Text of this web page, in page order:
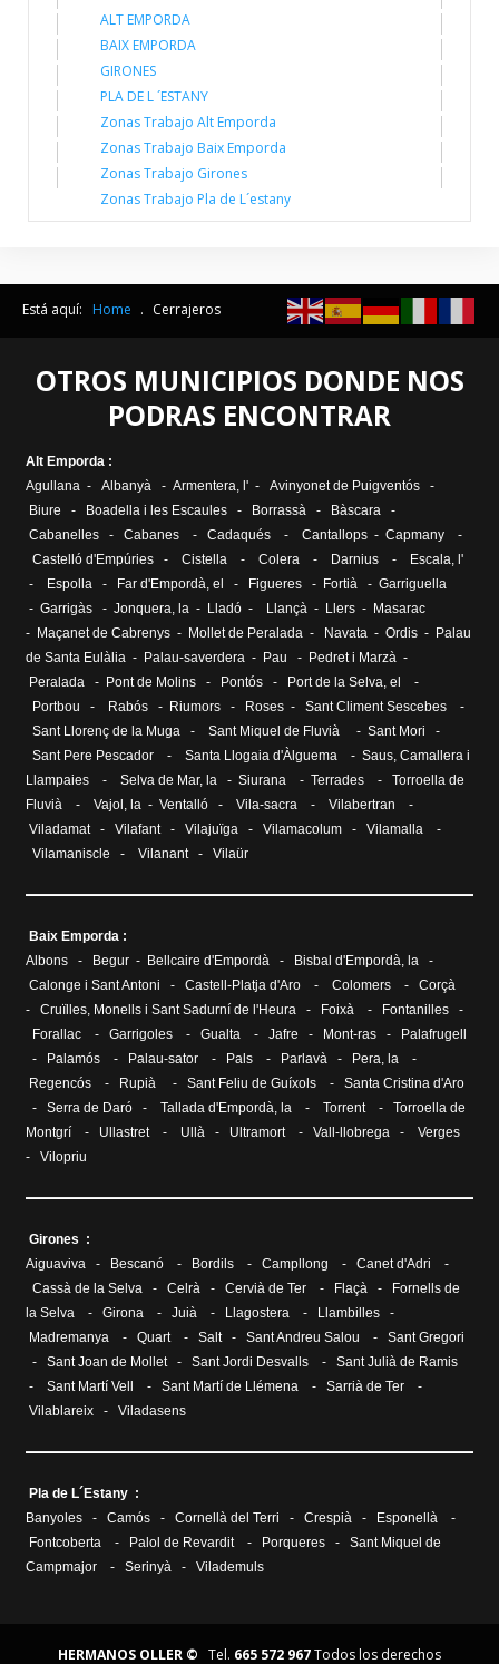
ALT EMPORDA
BAIX EMPORDA
GIRONES
PLA DE L ´ESTANY
Zonas Trabajo Alt Emporda
Zonas Trabajo Baix Emporda
Zonas Trabajo Girones
Zonas Trabajo Pla de L´estany
Está aquí: Home . Cerrajeros
OTROS MUNICIPIOS DONDE NOS
PODRAS ENCONTRAR
Alt Emporda :
Agullana - Albanyà - Armentera, l' - Avinyonet de Puigventós -
Biure - Boadella i les Escaules - Borrassà - Bàscara -
Cabanelles - Cabanes - Cadaqués - Cantallops - Capmany -
Castelló d'Empúries - Cistella - Colera - Darnius - Escala, l '
-
Espolla - Far d'Empordà, el - Figueres - Fortià - Garriguella
- Garrigàs - Jonquera, la - Lladó - Llançà - Llers -
Masarac
-
Maçanet de Cabrenys - Mollet de Peralada - Navata - Ordis -
Palau
de Santa Eulàlia - Palau-saverdera - Pau - Pedret i Marzà -
Peralada - Pont de Molins - Pontós - Port de la Selva, el
-
Portbou - Rabós - Riumors - Roses - Sant Climent Sescebes -
Sant Llorenç de la Muga - Sant Miquel de Fluvià - Sant Mori -
Sant Pere Pescador - Santa Llogaia d'Àlguema - Saus, Camallera i
Llampaies - Selva de Mar, la - Siurana - Terrades -
Torroella de
Fluvià - Vajol, la - Ventalló - Vila-sacra - Vilabertran -
Viladamat- Vilafant- Vilajuïga - Vilamacolum - Vilamalla -
Vilamaniscle
- Vilanant- Vilaür
Baix Emporda :
Albons
- Begur - Bellcaire d'Empordà - Bisbal d'Empordà, la -
Calonge i Sant Antoni
- Castell-Platja d'Aro - Colomers - Corçà
- Cruïlles, Monells i Sant Sadurní de l'Heura - Foixà - Fontanilles -
Forallac - Garrigoles - Gualta - Jafre - Mont-ras -
Palafrugell
-
Palamós - Palau-sator - Pals - Parlavà - Pera, la -
Regencós - Rupià - Sant Feliu de Guíxols - Santa Cristina d'Aro
- Serra de Daró - Tallada d'Empordà, la - Torrent -
Torroella de
Montgrí - Ullastret- Ullà - Ultramort - Vall-llobrega - Verges
- Vilopriu
Girones :
Aiguaviva - Bescanó - Bordils - Campllong - Canet d'Adri
-
Cassà de la Selva - Celrà - Cervià de Ter - Flaçà -
Fornells de
la Selva - Girona - Juià - Llagostera - Llambilles -
Madremanya - Quart- Salt- Sant Andreu Salou - Sant Gregori
- Sant Joan de Mollet- Sant Jordi Desvalls - Sant Julià de Ramis
- Sant Martí Vell - Sant Martí de Llémena - Sarrià de Ter -
Vilablareix - Viladasens
Pla de L´Estany :
Banyoles - Camós - Cornellà del Terri - Crespià - Esponellà
-
Fontcoberta - Palol de Revardit- Porqueres - Sant Miquel de
Campmajor
- Serinyà - Vilademuls
HERMANOS OLLER © Tel. 665 572 967Todos los derechos